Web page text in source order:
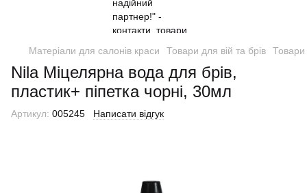
Матеріали для салонів краси Товари для вій та брів Товари
Nila Міцелярна вода для брів,
пластик+ піпетка чорні, 30мл
Артикул: 005245 Написати відгук